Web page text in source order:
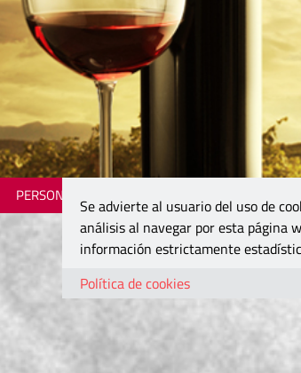
PERSONAJES
Se advierte al usuario del uso de
análisis al navegar por esta página
información estrictamente
Política de cookies